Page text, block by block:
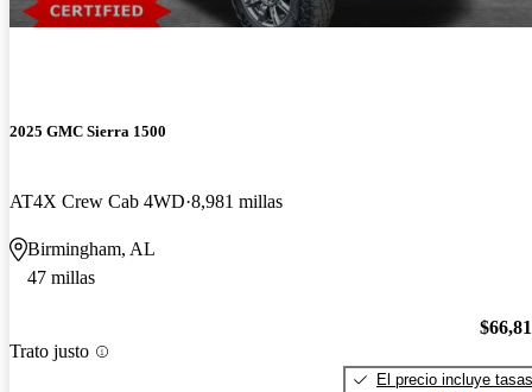
2025 GMC Sierra 1500
AT4X Crew Cab 4WD 8,981 millas
Birmingham, AL
47 millas
Trato justo
El precio incluye tasas